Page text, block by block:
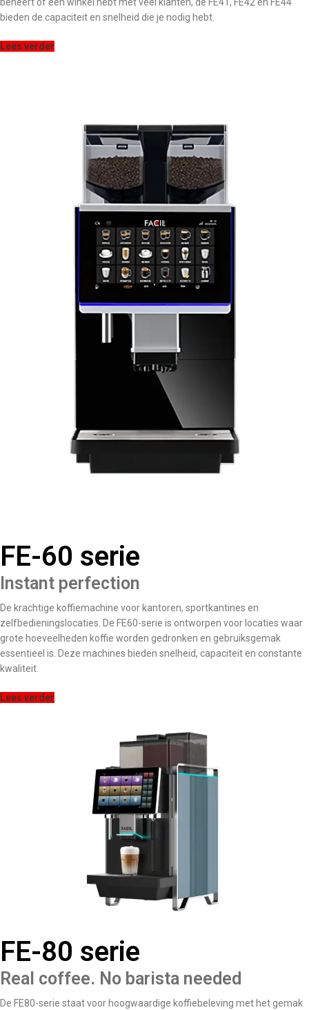
bieden de capaciteit en snelheid die je nodig hebt.
Lees verder
FE-60 serie
Instant perfection
De krachtige koffiemachine voor kantoren, sportkantines en
zelfbedieningslocaties. De FE60-serie is ontworpen voor locaties waar
grote hoeveelheden koffie worden gedronken en gebruiksgemak
essentieel is. Deze machines bieden snelheid, capaciteit en constante
kwaliteit.
Lees verder
FE-80 serie
Real coffee. No barista needed
De FE80-serie staat voor hoogwaardige koffiebeleving met het gemak